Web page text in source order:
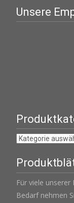
Unsere
Für viele
Bedarf nehmen